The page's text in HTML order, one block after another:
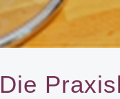
Die